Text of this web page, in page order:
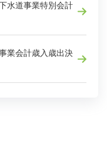
水道事業特別会計
業会計歳入歳出決